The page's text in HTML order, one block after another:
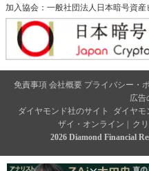
加入協会：一般社団法人日本暗号資産
免責事項 会社概要 プライバシー・
広告
ダイヤモンド社のサイト
ダイヤモ
ザイ・オンライン
ク
2026 Diamond Financial